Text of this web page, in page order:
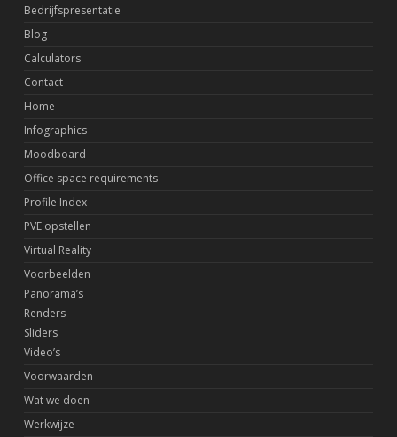
Bedrijfspresentatie
Blog
Calculators
Contact
Home
Infographics
Moodboard
Office space requirements
Profile Index
PVE opstellen
Virtual Reality
Voorbeelden
Panorama’s
Renders
Sliders
Video’s
Voorwaarden
Wat we doen
Werkwijze